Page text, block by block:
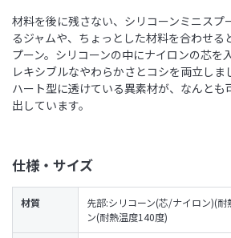
材料を後に残さない、シリコーンミニスプ
るジャムや、ちょっとした材料を合わせる
プーン。シリコーンの中にナイロンの芯を
レキシブルなやわらかさとコシを両立しま
ハート型に透けている異素材が、なんとも
出しています。
仕様・サイズ
材質
先部:シリコーン(芯/ナイロン)(
ン(耐熱温度140度)